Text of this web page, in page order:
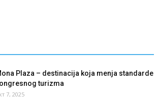
Plaza – destinacija koja menja standarde
turizma
7, 2025